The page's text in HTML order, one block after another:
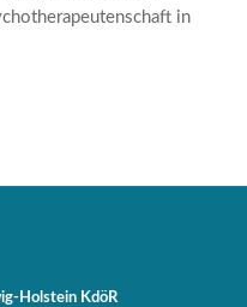
in
Holstein KdöR